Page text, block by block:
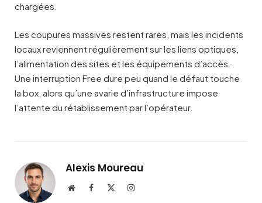
chargées.
Les coupures massives restent rares, mais les incidents
locaux reviennent régulièrement sur les liens optiques,
l’alimentation des sites et les équipements d’accès.
Une interruption Free dure peu quand le défaut touche
la box, alors qu’une avarie d’infrastructure impose
l’attente du rétablissement par l’opérateur.
Alexis Moureau
Site
Facebook Instagram